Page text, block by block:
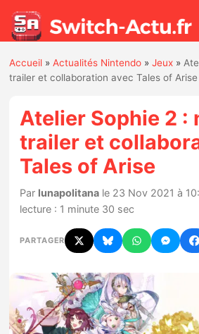
Actualités
Jeux
Hardware
Mises à jour
Chiffres de ventes
Rumeurs
Accueil »Actualités Nintendo »Jeux »
trailer et collaboration avec Tales of Arise
Atelier Sophie 2 :
trailer et
Tales of Arise
Par lunapolitana le 23 Nov 2021 à
lecture : 1 minute 30 sec
PARTAGER